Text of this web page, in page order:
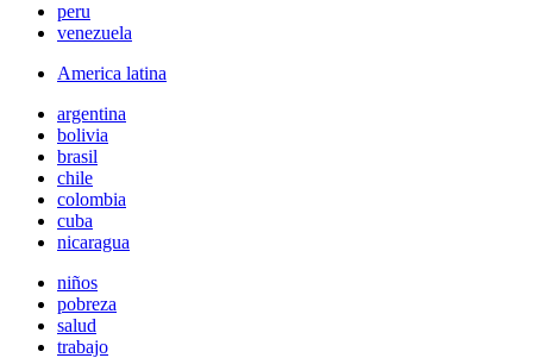
peru
venezuela
America latina
argentina
bolivia
brasil
chile
colombia
cuba
nicaragua
niños
pobreza
salud
trabajo